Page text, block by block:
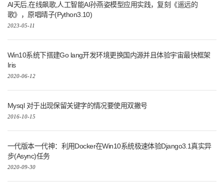
AI天后,在线飙歌,人工智能AI孙燕姿模型应用实践，复刻《遥远的
歌》，原唱晴子(Python3.10)
2023-05-11
Win10系统下搭建Go lang开发环境更换国内源并且体验宇宙最快框架
Iris
2020-06-12
Mysql 对于出现保留关键字的情况要使用双撇号
2016-10-15
一代版本一代神：利用Docker在Win10系统极速体验Django3.1真实异
步(Async)任务
2020-09-30